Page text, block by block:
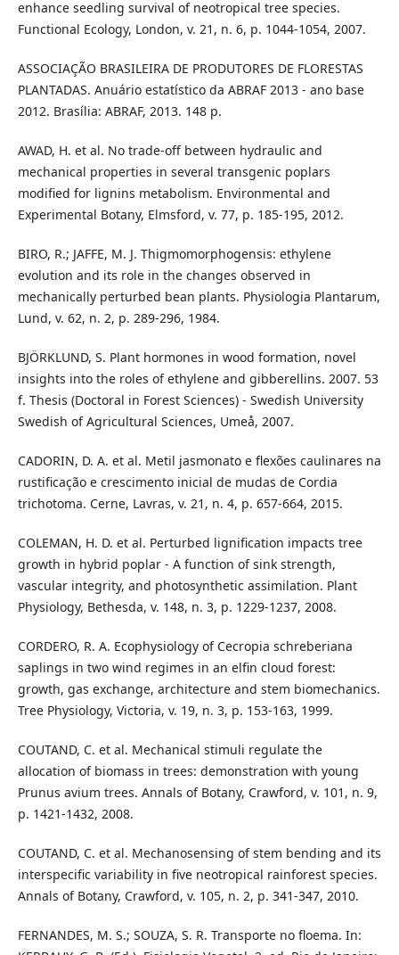
enhance seedling survival of neotropical tree species.
Functional Ecology, London, v. 21, n. 6, p. 1044-1054, 2007.
ASSOCIAÇÃO BRASILEIRA DE PRODUTORES DE FLORESTAS
PLANTADAS. Anuário estatístico da ABRAF 2013 - ano base
2012. Brasília: ABRAF, 2013. 148 p.
AWAD, H. et al. No trade-off between hydraulic and
mechanical properties in several transgenic poplars
modified for lignins metabolism. Environmental and
Experimental Botany, Elmsford, v. 77, p. 185-195, 2012.
BIRO, R.; JAFFE, M. J. Thigmomorphogensis: ethylene
evolution and its role in the changes observed in
mechanically perturbed bean plants. Physiologia Plantarum,
Lund, v. 62, n. 2, p. 289-296, 1984.
BJÖRKLUND, S. Plant hormones in wood formation, novel
insights into the roles of ethylene and gibberellins. 2007. 53
f. Thesis (Doctoral in Forest Sciences) - Swedish University
Swedish of Agricultural Sciences, Umeå, 2007.
CADORIN, D. A. et al. Metil jasmonato e flexões caulinares na
rustificação e crescimento inicial de mudas de Cordia
trichotoma. Cerne, Lavras, v. 21, n. 4, p. 657-664, 2015.
COLEMAN, H. D. et al. Perturbed lignification impacts tree
growth in hybrid poplar - A function of sink strength,
vascular integrity, and photosynthetic assimilation. Plant
Physiology, Bethesda, v. 148, n. 3, p. 1229-1237, 2008.
CORDERO, R. A. Ecophysiology of Cecropia schreberiana
saplings in two wind regimes in an elfin cloud forest:
growth, gas exchange, architecture and stem biomechanics.
Tree Physiology, Victoria, v. 19, n. 3, p. 153-163, 1999.
COUTAND, C. et al. Mechanical stimuli regulate the
allocation of biomass in trees: demonstration with young
Prunus avium trees. Annals of Botany, Crawford, v. 101, n. 9,
p. 1421-1432, 2008.
COUTAND, C. et al. Mechanosensing of stem bending and its
interspecific variability in five neotropical rainforest species.
Annals of Botany, Crawford, v. 105, n. 2, p. 341-347, 2010.
FERNANDES, M. S.; SOUZA, S. R. Transporte no floema. In: